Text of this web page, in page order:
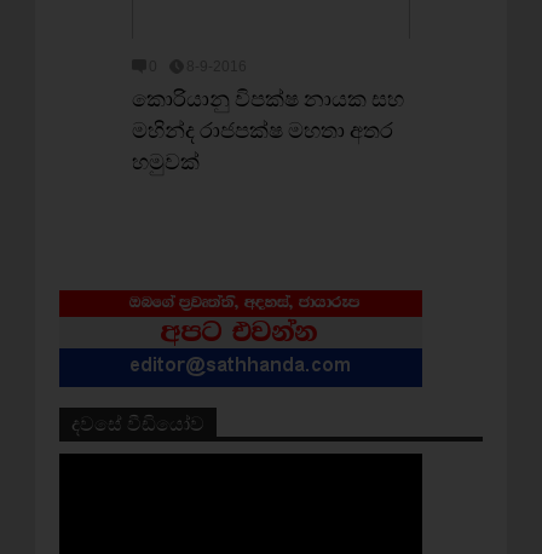
කොරියානු විපක්ෂ නායක සහ
මහින්ද රාජපක්ෂ මහතා අතර
හමුවක්
දවසේ වීඩියෝව